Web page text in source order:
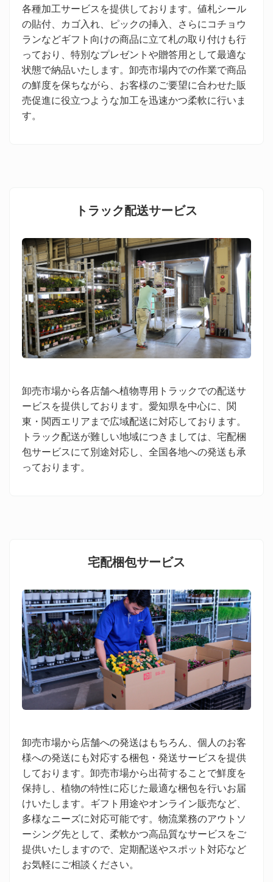
各種加工サービスを提供しております。値札シール
の貼付、カゴ入れ、ピックの挿入、さらにコチョウ
ランなどギフト向けの商品に立て札の取り付けも行
っており、特別なプレゼントや贈答用として最適な
状態で納品いたします。卸売市場内での作業で商品
の鮮度を保ちながら、お客様のご要望に合わせた販
売促進に役立つような加工を迅速かつ柔軟に行いま
す。
トラック配送サービス
卸売市場から各店舗へ植物専用トラックでの配送サ
ービスを提供しております。愛知県を中心に、関
東・関西エリアまで広域配送に対応しております。
トラック配送が難しい地域につきましては、宅配梱
包サービスにて別途対応し、全国各地への発送も承
っております。
宅配梱包サービス
卸売市場から店舗への発送はもちろん、個人のお客
様への発送にも対応する梱包・発送サービスを提供
しております。卸売市場から出荷することで鮮度を
保持し、植物の特性に応じた最適な梱包を行いお届
けいたします。ギフト用途やオンライン販売など、
多様なニーズに対応可能です。物流業務のアウトソ
ーシング先として、柔軟かつ高品質なサービスをご
提供いたしますので、定期配送やスポット対応など
お気軽にご相談ください。